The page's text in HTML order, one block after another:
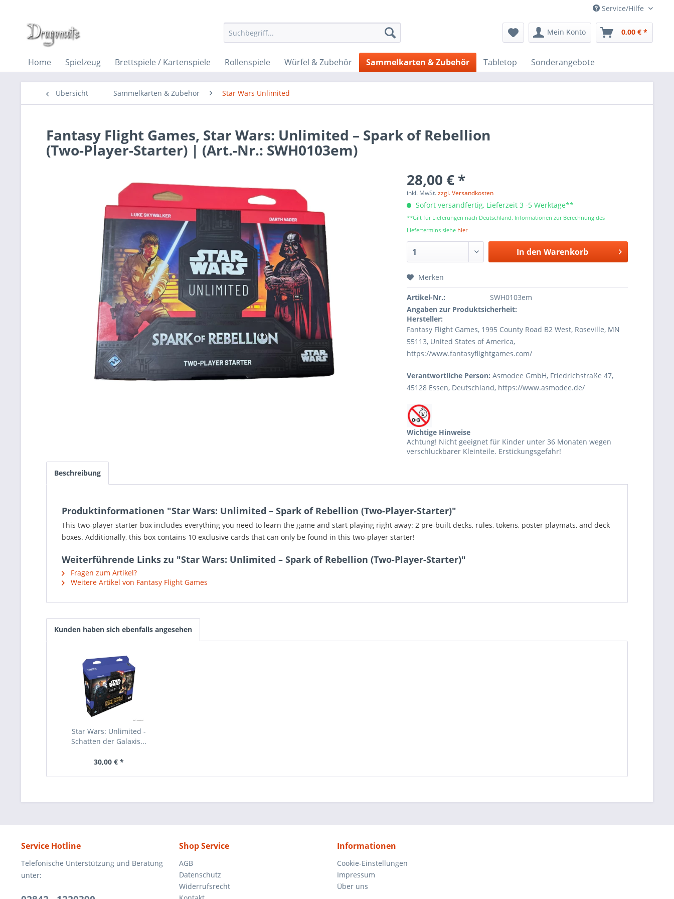
Service/Hilfe
Mein Konto 0,00 € *
Home Spielzeug Brettspiele / Kartenspiele Rollenspiele Würfel & Zubehör Sammelkarten & Zubehör Tabletop Sonderangebote
Übersicht Sammelkarten & Zubehör Star Wars Unlimited
Fantasy Flight Games, Star Wars: Unlimited – Spark of Rebellion
(Two-Player-Starter) | (Art.-Nr.: SWH0103em)
28,00 € *
inkl. MwSt.zzgl. Versandkosten
Sofort versandfertig, Lieferzeit 3 -5 Werktage**
**Gilt für Lieferungen nach Deutschland. Informationen zur Berechnung des
Liefertermins siehe hier
In den Warenkorb
Merken
Artikel-Nr.:
SWH0103em
Angaben zur Produktsicherheit:
Hersteller:
Fantasy Flight Games, 1995 County Road B2 West, Roseville, MN
55113, United States of America,
https://www.fantasyflightgames.com/
Verantwortliche Person: Asmodee GmbH, Friedrichstraße 47,
45128 Essen, Deutschland, https://www.asmodee.de/
Wichtige Hinweise
Achtung! Nicht geeignet für Kinder unter 36 Monaten wegen
verschluckbarer Kleinteile. Erstickungsgefahr!
Beschreibung
Produktinformationen "Star Wars: Unlimited – Spark of Rebellion (Two-Player-Starter)"
This two-player starter box includes everything you need to learn the game and start playing right away: 2 pre-built decks, rules, tokens, poster playmats, and deck
boxes. Additionally, this box contains 10 exclusive cards that can only be found in this two-player starter!
Weiterführende Links zu "Star Wars: Unlimited – Spark of Rebellion (Two-Player-Starter)"
Fragen zum Artikel?
Weitere Artikel von Fantasy Flight Games
Kunden haben sich ebenfalls angesehen
Star Wars: Unlimited -
Schatten der Galaxis...
30,00 € *
Service Hotline
Telefonische Unterstützung und Beratung
unter:
Shop Service
AGB
Datenschutz
Widerrufsrecht
Informationen
Cookie-Einstellungen
Impressum
Über uns